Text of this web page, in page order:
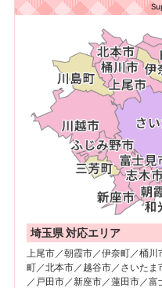
埼玉県 対応エリア
上尾市／朝霞市／伊奈町／桶
町／北本市／越谷市／さいた
／戸田市／新座市／蓮田市／